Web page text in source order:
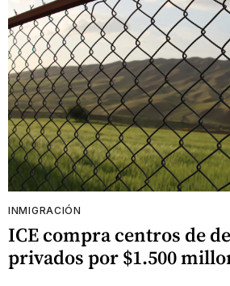
INMIGRACIÓN
ICE compra centros de
privados por $1.500